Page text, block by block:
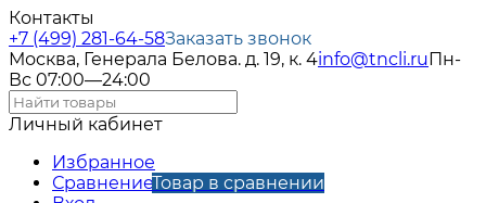
Контакты
+7 (499) 281-64-58Заказать звонок
Москва, Генерала Белова. д. 19, к. 4info@tncli.ru Пн-
Вс 07:00—24:00
Личный кабинет
Избранное
СравнениеТовар в сравнении